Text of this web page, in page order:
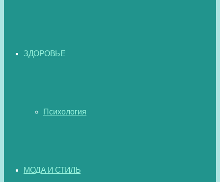
ЗДОРОВЬЕ
Психология
МОДА И СТИЛЬ